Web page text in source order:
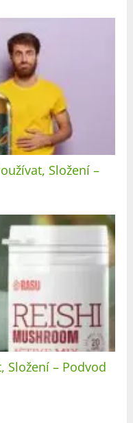
Složení –
Složení – Podvod